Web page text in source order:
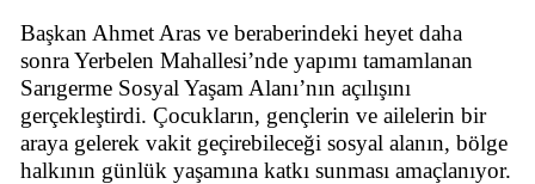
Başkan Ahmet Aras ve beraberindeki heyet daha
sonra Yerbelen Mahallesi’nde yapımı tamamlanan
Sarıgerme Sosyal Yaşam Alanı’nın açılışını
gerçekleştirdi. Çocukların, gençlerin ve ailelerin bir
araya gelerek vakit geçirebileceği sosyal alanın, bölge
halkının günlük yaşamına katkı sunması amaçlanıyor.